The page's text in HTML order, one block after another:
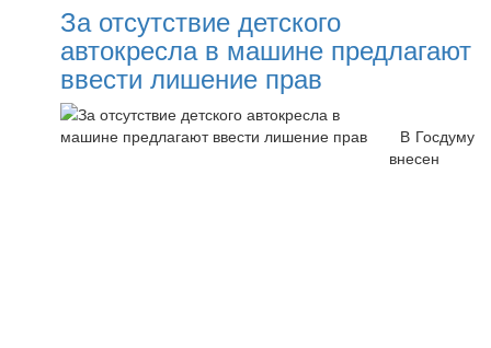
За отсутствие детского
автокресла в машине предлагают
ввести лишение прав
В Госдуму
внесен